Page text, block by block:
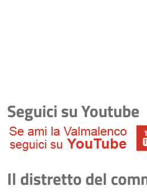
Seguici su Youtube
Il distretto del